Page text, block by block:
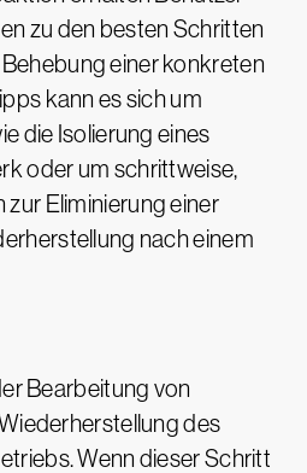
zu den besten Schritten
einer konkreten
kann es sich um
die Isolierung eines
oder um schrittweise,
Eliminierung einer
nach einem
Bearbeitung von
des
Wenn dieser Schritt